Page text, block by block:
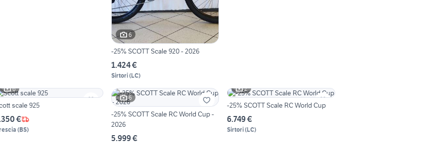
6
-25% SCOTT Scale 920 - 2026
1.424 €
Sirtori(LC)
6
scale 925
€
(BS)
6
-25% SCOTT Scale RC World Cup -
2026
5.999 €
2
-25% SCOTT Scale RC World Cup
6.749 €
Sirtori(LC)